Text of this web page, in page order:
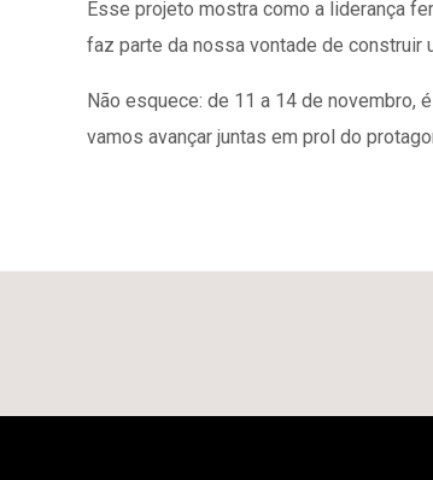
Esse projeto mostra como a liderança
faz parte da nossa vontade de construir
Não esquece: de 11 a 14 de novembro,
vamos avançar juntas em prol do